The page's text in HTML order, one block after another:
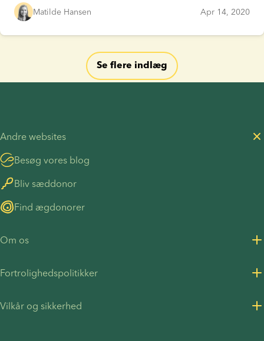
Matilde Hansen Apr 14, 2020
Se flere indlæg
Andre websites
Besøg vores blog
Bliv sæddonor
Find ægdonorer
Om os
Pressemeddelelser
Fortrolighedspolitikker
Vilkår og sikkerhed